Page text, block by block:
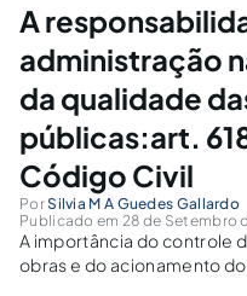
A
administração
da qualidade
públicas:art.
Código Civil
PorSilvia M A Guedes Gallardo
Publicado em 28 de Setembro
A importância do controle
obras e do acionamento